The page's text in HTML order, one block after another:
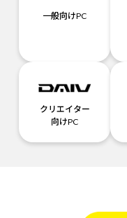
一般向けPC
クリエイター
向けPC